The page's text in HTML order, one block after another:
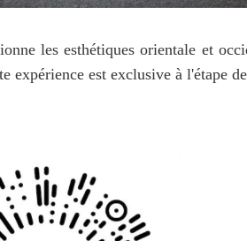
les esthétiques orientale et
expérience est exclusive à l'étape